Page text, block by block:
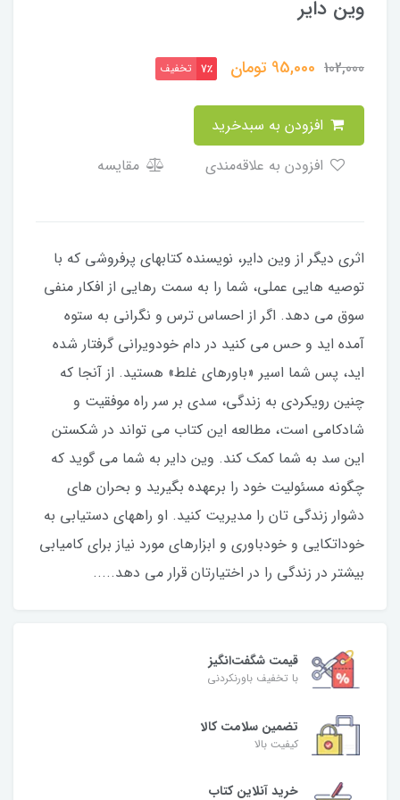
وین‌ دایر
102,000
95,000 تومان 7٪ تخفیف
مقایسه
اثری دیگر از وین دایر، نویسنده کتابهای پرفروشی که با
توصیه هایی عملی، شما را به سمت رهایی از افکار منفی
سوق می دهد. اگر از احساس ترس و نگرانی به ستوه
آمده اید و حس می کنید در دام خودویرانی گرفتار شده
اید، پس شما اسیر «باورهای غلط» هستید. از آنجا که
چنین رویکردی به زندگی، سدی بر سر راه موفقیت و
شادکامی است، مطالعه این کتاب می تواند در شکستن
این سد به شما کمک کند. وین دایر به شما می گوید که
چگونه مسئولیت خود را برعهده بگیرید و بحران های
دشوار زندگی تان را مدیریت کنید. او راههای دستیابی به
خوداتکایی و خودباوری و ابزارهای مورد نیاز برای کامیابی
بیشتر در زندگی را در اختیارتان قرار می دهد.....
قیمت شگفت‌انگیز
با تخفیف باورنکردنی
تضمین سلامت کالا
کیفیت بالا
خرید آنلاین کتاب